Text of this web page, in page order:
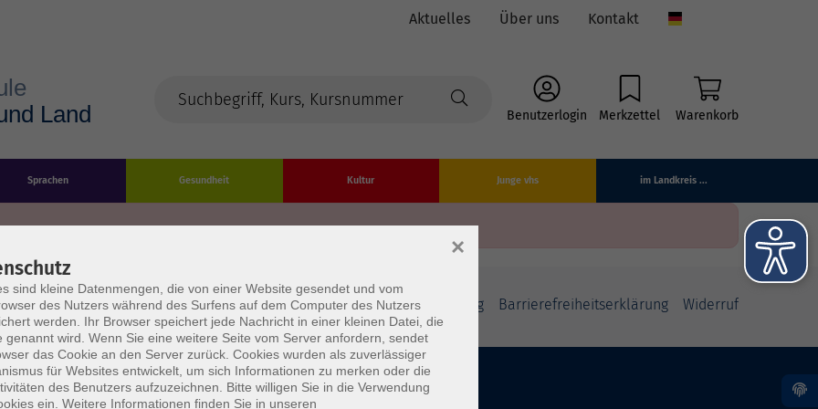
Aktuelles Über uns Kontakt
Benutzerlogin Merkzettel Warenkorb
Sprachen Gesundheit Kultur Junge vhs im Landkreis ...
Impressum Datenschutzerklärung AGB/Widerrufsbelehrung Barrierefreiheitserklärung Widerruf
sind kleine Datenmengen, die von einer Website gesendet und vom
des Nutzers während des Surfens auf dem Computer des Nutzers
werden. Ihr Browser speichert jede Nachricht in einer kleinen Datei, die
genannt wird. Wenn Sie eine weitere Seite vom Server anfordern, sendet
das Cookie an den Server zurück. Cookies wurden als zuverlässiger
für Websites entwickelt, um sich Informationen zu merken oder die
des Benutzers aufzuzeichnen. Bitte willigen Sie in die Verwendung
ein. Weitere Informationen finden Sie in unseren
×